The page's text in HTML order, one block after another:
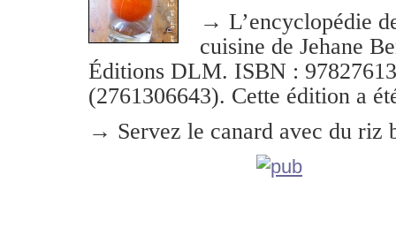
→ L’encyclopédie
cuisine de Jehane
Éditions DLM. ISBN :
(2761306643). Cette édition a
→ Servez le canard avec du riz